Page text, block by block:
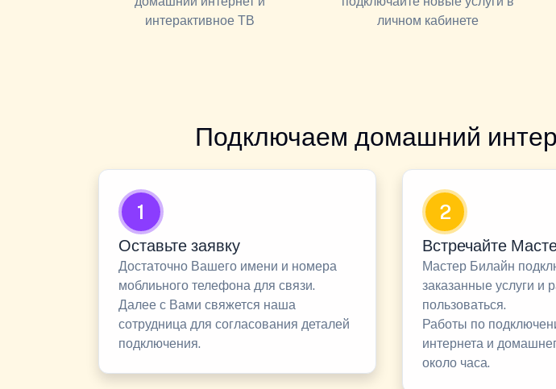
интерактивное ТВ
личном кабинете
Подключаем домашний
1
Оставьте заявку
Достаточно Вашего имени и номера
моблиьного телефона для связи.
Далее с Вами свяжется наша
сотрудница для согласования деталей
подключения.
2
Встречайте
Мастер Билайн
заказанные услуги и
пользоваться.
Работы по
интернета и
около часа.